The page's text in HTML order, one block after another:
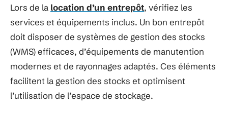
Lors de la location d’un entrepôt, vérifiez les
services et équipements inclus. Un bon entrepôt
doit disposer de systèmes de gestion des stocks
(WMS) efficaces, d’équipements de manutention
modernes et de rayonnages adaptés. Ces éléments
facilitent la gestion des stocks et optimisent
l’utilisation de l’espace de stockage.